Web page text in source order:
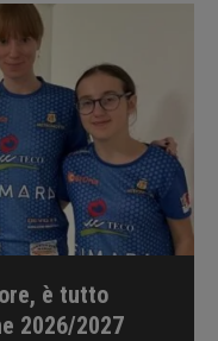
è tutto
2026/2027